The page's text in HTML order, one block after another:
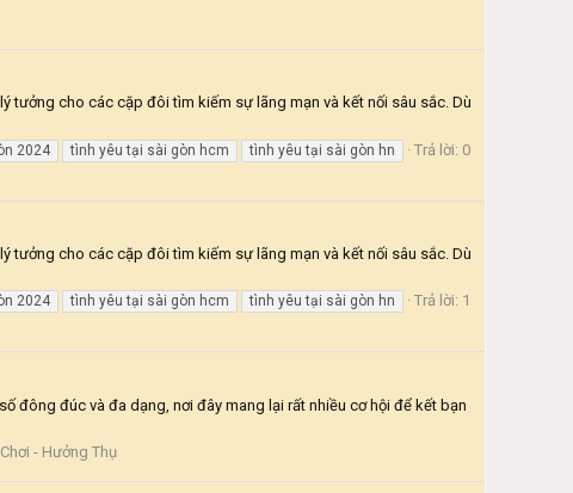
tưởng cho các cặp đôi tìm kiếm sự lãng mạn và kết nối sâu sắc. Dù
2024 tình yêu tại sài gòn hcm tình yêu tại sài gòn hn
Trả lời: 0
tưởng cho các cặp đôi tìm kiếm sự lãng mạn và kết nối sâu sắc. Dù
2024 tình yêu tại sài gòn hcm tình yêu tại sài gòn hn
Trả lời: 1
đông đúc và đa dạng, nơi đây mang lại rất nhiều cơ hội để kết bạn
- Hưởng Thụ